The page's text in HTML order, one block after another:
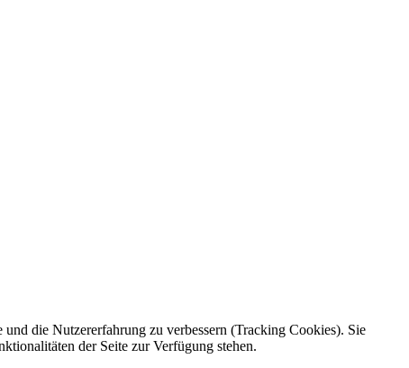
die Nutzererfahrung zu verbessern (Tracking Cookies). Sie
der Seite zur Verfügung stehen.